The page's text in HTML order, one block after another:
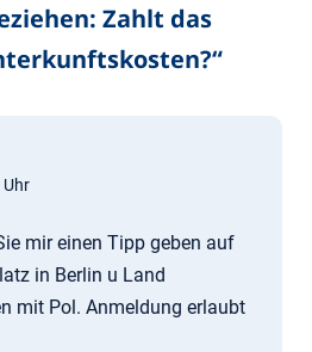
Zahlt das
“
mir einen Tipp geben auf
in Berlin u Land
mit Pol. Anmeldung erlaubt